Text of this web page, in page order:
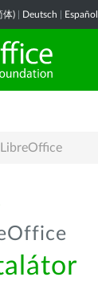
体) Deutsch Español